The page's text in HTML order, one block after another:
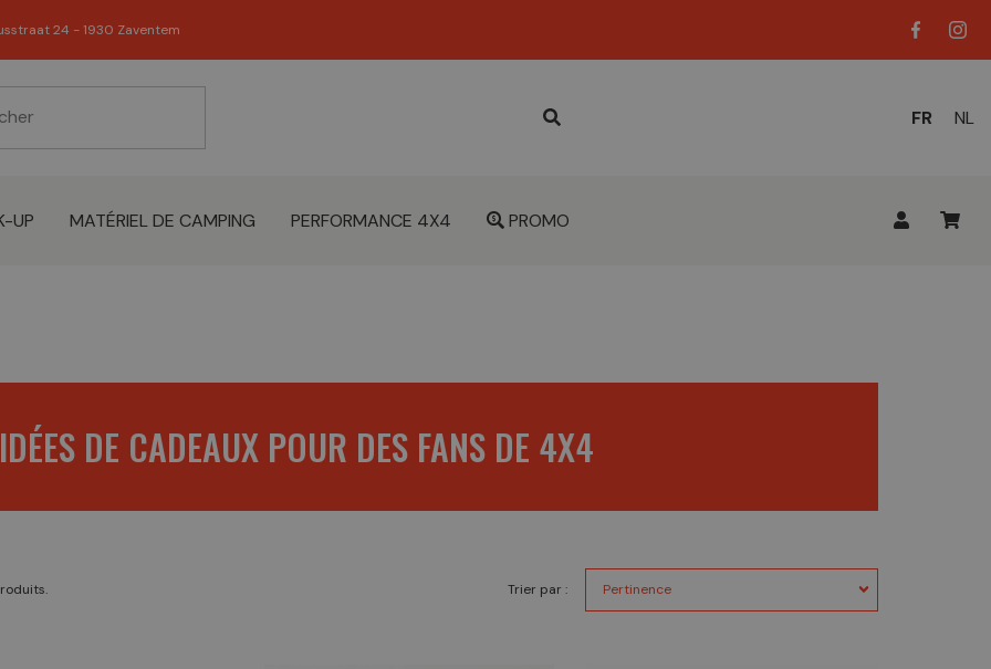
24 - 1930 Zaventem
LANGUE
FR NL
UP MATÉRIEL DE CAMPING PERFORMANCE 4X4 PROMO
DE CADEAUX POUR DES FANS DE 4X4
Trier par :